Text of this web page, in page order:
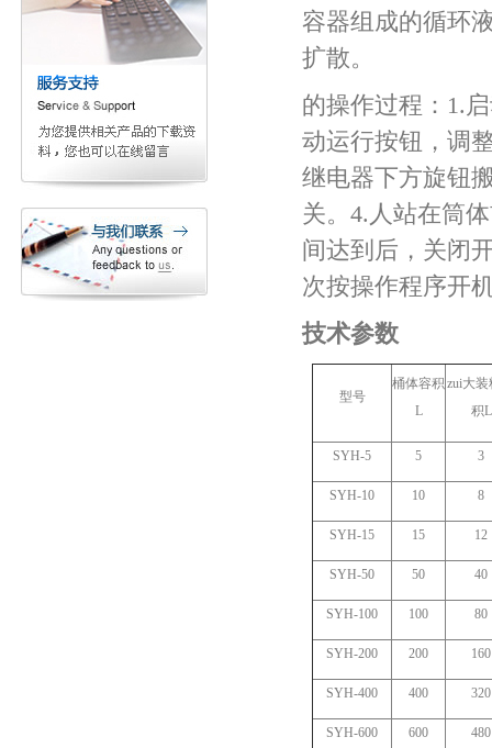
容器组成的循环
扩散。
的操作过程：1.
动运行按钮，调
继电器下方旋钮
关。4. 人站在筒
间达到后，关闭
次按操作程序开
技术参数
型号
桶体容积
L
zui大装
积L
SYH-5 5 3
SYH-10 10 8
SYH-15 15 12
SYH-50 50 40
SYH-100 100 80
SYH-200 200 160
SYH-400 400 320
SYH-600 600 480